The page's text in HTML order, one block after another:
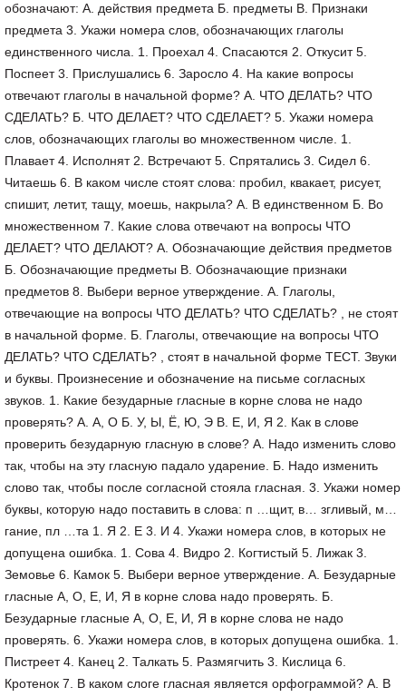
обозначают: А. действия предмета Б. предметы В. Признаки
предмета 3. Укажи номера слов, обозначающих глаголы
единственного числа. 1. Проехал 4. Спасаются 2. Откусит 5.
Поспеет 3. Прислушались 6. Заросло 4. На какие вопросы
отвечают глаголы в начальной форме? А. ЧТО ДЕЛАТЬ? ЧТО
СДЕЛАТЬ? Б. ЧТО ДЕЛАЕТ? ЧТО СДЕЛАЕТ? 5. Укажи номера
слов, обозначающих глаголы во множественном числе. 1.
Плавает 4. Исполнят 2. Встречают 5. Спрятались 3. Сидел 6.
Читаешь 6. В каком числе стоят слова: пробил, квакает, рисует,
спишит, летит, тащу, моешь, накрыла? А. В единственном Б. Во
множественном 7. Какие слова отвечают на вопросы ЧТО
ДЕЛАЕТ? ЧТО ДЕЛАЮТ? А. Обозначающие действия предметов
Б. Обозначающие предметы В. Обозначающие признаки
предметов 8. Выбери верное утверждение. А. Глаголы,
отвечающие на вопросы ЧТО ДЕЛАТЬ? ЧТО СДЕЛАТЬ? , не стоят
в начальной форме. Б. Глаголы, отвечающие на вопросы ЧТО
ДЕЛАТЬ? ЧТО СДЕЛАТЬ? , стоят в начальной форме ТЕСТ. Звуки
и буквы. Произнесение и обозначение на письме согласных
звуков. 1. Какие безударные гласные в корне слова не надо
проверять? А. А, О Б. У, Ы, Ё, Ю, Э В. Е, И, Я 2. Как в слове
проверить безударную гласную в слове? А. Надо изменить слово
так, чтобы на эту гласную падало ударение. Б. Надо изменить
слово так, чтобы после согласной стояла гласная. 3. Укажи номер
буквы, которую надо поставить в слова: п …щит, в… згливый, м…
гание, пл …та 1. Я 2. Е 3. И 4. Укажи номера слов, в которых не
допущена ошибка. 1. Сова 4. Видро 2. Когтистый 5. Лижак 3.
Земовье 6. Камок 5. Выбери верное утверждение. А. Безударные
гласные А, О, Е, И, Я в корне слова надо проверять. Б.
Безударные гласные А, О, Е, И, Я в корне слова не надо
проверять. 6. Укажи номера слов, в которых допущена ошибка. 1.
Пистреет 4. Канец 2. Талкать 5. Размягчить 3. Кислица 6.
Кротенок 7. В каком слоге гласная является орфограммой? А. В